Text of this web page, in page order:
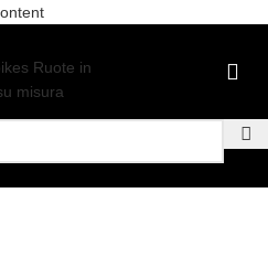
a €99 - 📣 Paga con PayPal in